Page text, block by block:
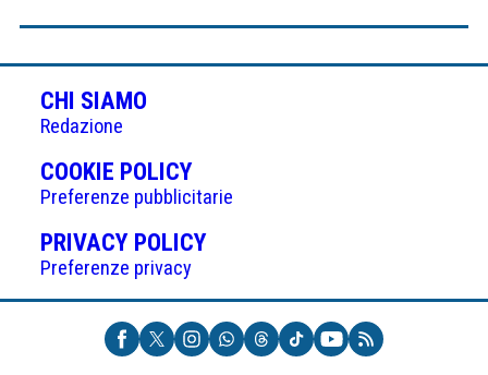
CHI SIAMO
Redazione
COOKIE POLICY(APRE
IN
UNA
NUOVA
Preferenze pubblicitarie
PRIVACY POLICY(APRE
UNA
NUOVA
SCHEDA)
Preferenze privacy